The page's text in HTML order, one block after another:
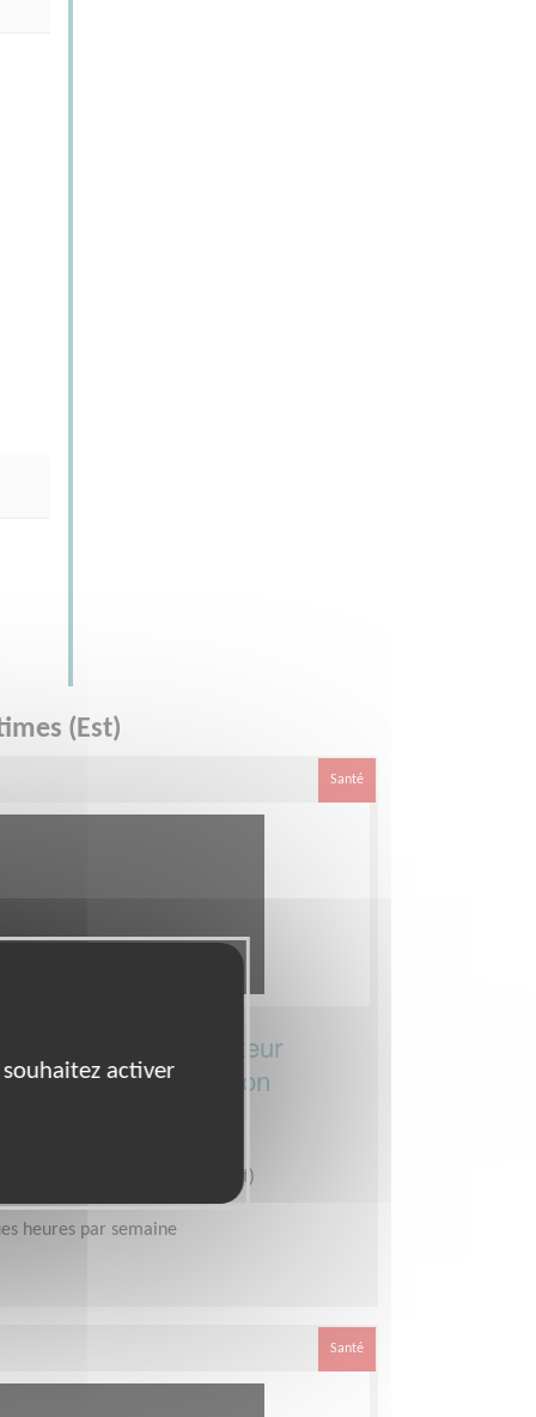
(Est)
Santé
06 Est -secteur
en faveur du Téléthon
Téléthon - Alpes-Maritimes (Est)
heures par semaine
Santé
activer